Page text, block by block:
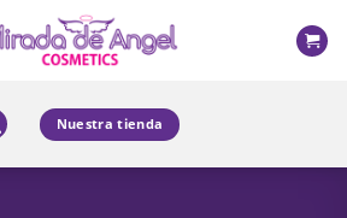
Nuestra tienda